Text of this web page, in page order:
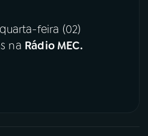
feira (02)
na Rádio MEC.